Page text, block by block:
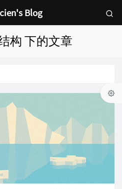
Blog
构 下的文章